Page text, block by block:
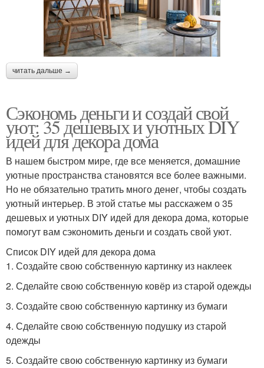
читать дальше →
Сэкономь деньги и создай свой
уют: 35 дешевых и уютных DIY
идей для декора дома
В нашем быстром мире, где все меняется, домашние
уютные пространства становятся все более важными.
Но не обязательно тратить много денег, чтобы создать
уютный интерьер. В этой статье мы расскажем о 35
дешевых и уютных DIY идей для декора дома, которые
помогут вам сэкономить деньги и создать свой уют.
Список DIY идей для декора дома
1. Создайте свою собственную картинку из наклеек
2. Сделайте свою собственную ковёр из старой одежды
3. Создайте свою собственную картинку из бумаги
4. Сделайте свою собственную подушку из старой
одежды
5. Создайте свою собственную картинку из бумаги